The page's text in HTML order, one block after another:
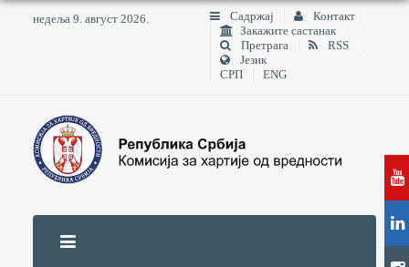
недеља 9. август 2026. Садржај
Контакт
Закажите састанак
Претрага
RSS
Језик
СРП
ENG